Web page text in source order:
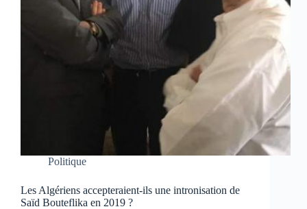
Politique
Les Algériens accepteraient-ils une intronisation de
Saïd Bouteflika en 2019 ?